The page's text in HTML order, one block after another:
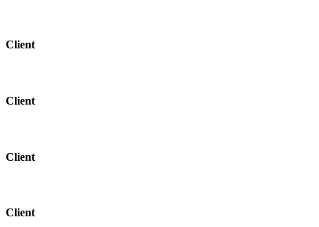
Client
Client
Client
Client